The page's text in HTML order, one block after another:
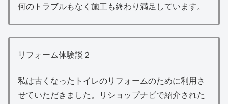
何のトラブルもなく施工も終わり満足しています。
リフォーム体験談２
私は古くなったトイレのリフォームのために利用さ
せていただきました。リショップナビで紹介された